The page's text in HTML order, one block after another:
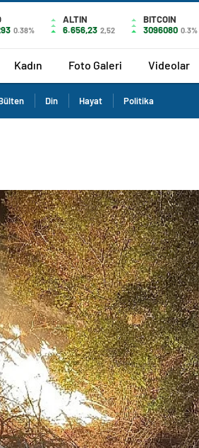
0.38%
ALTIN
6.656,23 2,52
BITCOIN
3096080 0.3%
Kadın Foto Galeri Videolar
Din Hayat Politika